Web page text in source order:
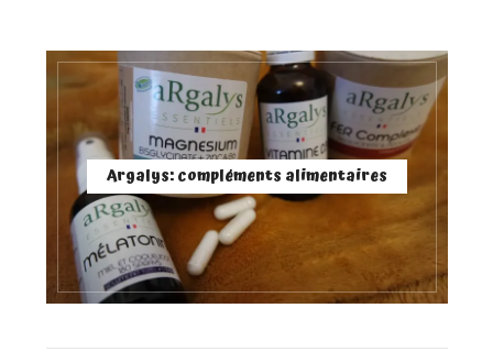
Argalys: compléments alimentaires